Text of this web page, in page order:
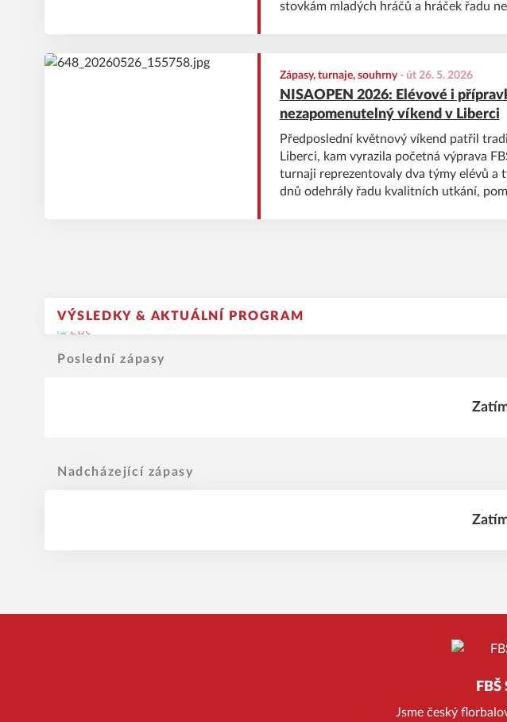
stovkám mladých hráčů a hráček řadu
Zápasy, turnaje, souhrny- út 26. 5. 2026
NISAOPEN 2026: Elévové i
nezapomenutelný víkend v Liberci
Předposlední květnový víkend patřil
Liberci, kam vyrazila početná výprava
turnaji reprezentovaly dva týmy elévů a
dnů odehrály řadu kvalitních utkání,
VÝSLEDKY & AKTUÁLNÍ PROGRAM
Poslední zápasy
Nadcházející zápasy
Jsme český